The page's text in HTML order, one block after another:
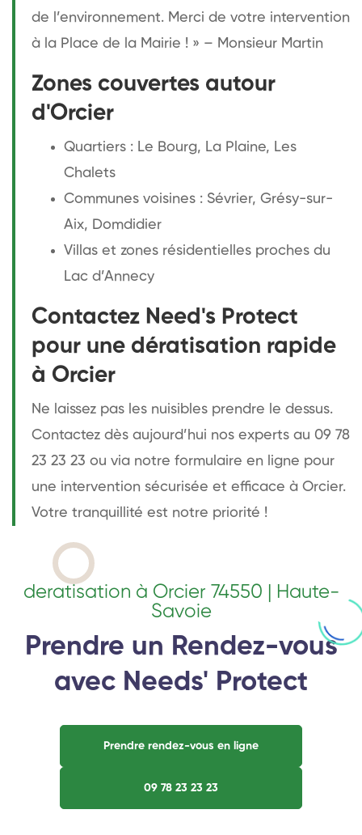
de l’environnement. Merci de votre intervention
à la Place de la Mairie ! » – Monsieur Martin
Zones couvertes autour
d'Orcier
Quartiers : Le Bourg, La Plaine, Les
Chalets
Communes voisines : Sévrier, Grésy-sur-
Aix, Domdidier
Villas et zones résidentielles proches du
Lac d’Annecy
Contactez Need's Protect
pour une dératisation rapide
à Orcier
Ne laissez pas les nuisibles prendre le dessus.
Contactez dès aujourd’hui nos experts au 09 78
23 23 23 ou via notre formulaire en ligne pour
une intervention sécurisée et efficace à Orcier.
Votre tranquillité est notre priorité !
deratisation à Orcier 74550 | Haute-
Savoie
Prendre un Rendez-vous
avec Needs' Protect
Prendre rendez-vous en ligne
09 78 23 23 23